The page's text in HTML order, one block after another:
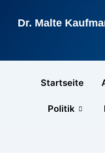
InhaltDr. Malte
Startseite
Politik